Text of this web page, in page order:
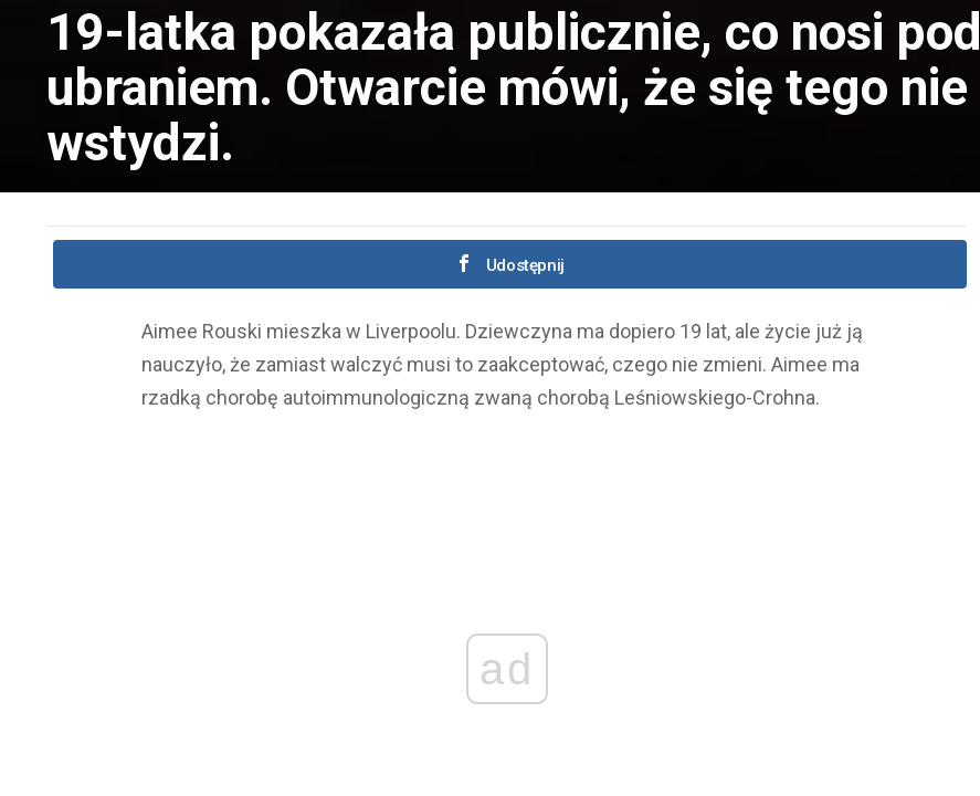
19-latka pokazała publicznie, co nosi pod
ubraniem. Otwarcie mówi, że się tego nie
wstydzi.
Udostępnij
Aimee Rouski mieszka w Liverpoolu. Dziewczyna ma dopiero 19 lat, ale życie już ją
nauczyło, że zamiast walczyć musi to zaakceptować, czego nie zmieni. Aimee ma
rzadką chorobę autoimmunologiczną zwaną chorobą Leśniowskiego-Crohna.
ad